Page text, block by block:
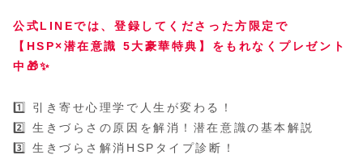
公式LINEでは、登録してくださった方限定で
【HSP×潜在意識 5大豪華特典】をもれなくプレゼント
中🎁✨
1️⃣ 引き寄せ心理学で人生が変わる！
2️⃣ 生きづらさの原因を解消！潜在意識の基本解説
3️⃣ 生きづらさ解消HSPタイプ診断！